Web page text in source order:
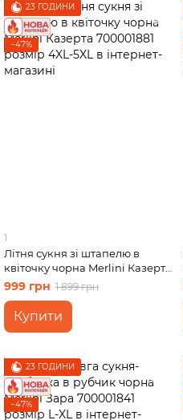
23 ГОДИНИ
−47%
1
Літня сукня зі штапелю в
квіточку чорна Merlini Казерта
700001881 розмір 4XL-5XL
999 грн 1 899 грн
Купити
23 ГОДИНИ
−47%